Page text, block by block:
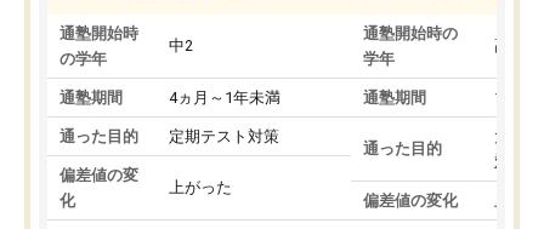
通塾開始時
の学年
中2
通塾期間 4ヵ月～1年未満
通った目的 定期テスト対策
偏差値の変
化
上がった
通塾開始時の
学年
高3
通塾期間 1～3
通った目的
大学
対策
偏差値の変化 上が